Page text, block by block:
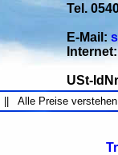
Tel.
E-Mail:
USt-
Alle Preise